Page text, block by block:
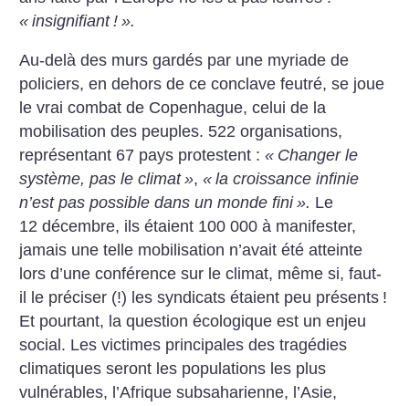
« insignifiant ! ».
Au-delà des murs gardés par une myriade de
policiers, en dehors de ce conclave feutré, se joue
le vrai combat de Copenhague, celui de la
mobilisation des peuples. 522 organisations,
représentant 67 pays protestent :« Changer le
système, pas le climat »,« la croissance infinie
n’est pas possible dans un monde fini ». Le
12 décembre, ils étaient 100 000 à manifester,
jamais une telle mobilisation n’avait été atteinte
lors d’une conférence sur le climat, même si, faut-
il le préciser (!) les syndicats étaient peu présents !
Et pourtant, la question écologique est un enjeu
social. Les victimes principales des tragédies
climatiques seront les populations les plus
vulnérables, l’Afrique subsaharienne, l’Asie,